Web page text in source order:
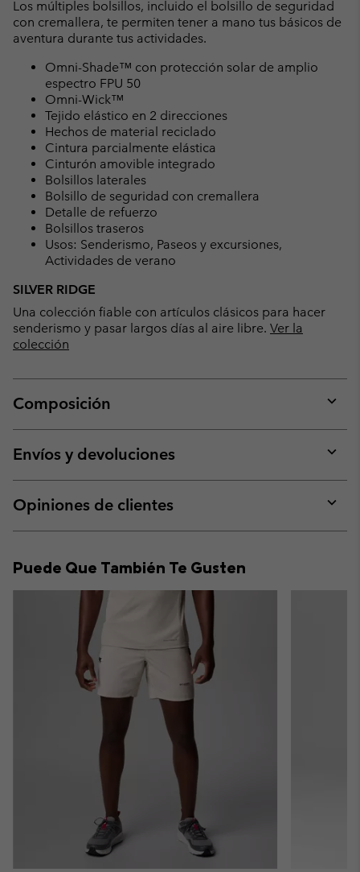
Los múltiples bolsillos, incluido el bolsillo de seguridad
con cremallera, te permiten tener a mano tus básicos de
aventura durante tus actividades.
Omni-Shade™ con protección solar de amplio
espectro FPU 50
Omni-Wick™
Tejido elástico en 2 direcciones
Hechos de material reciclado
Cintura parcialmente elástica
Cinturón amovible integrado
Bolsillos laterales
Bolsillo de seguridad con cremallera
Detalle de refuerzo
Bolsillos traseros
Usos: Senderismo, Paseos y excursiones,
Actividades de verano
SILVER RIDGE
Una colección fiable con artículos clásicos para hacer
senderismo y pasar largos días al aire libre. Ver la
colección
Composición
or
Envíos y devoluciones
or
Opiniones de clientes
or
Puede Que También Te Gusten